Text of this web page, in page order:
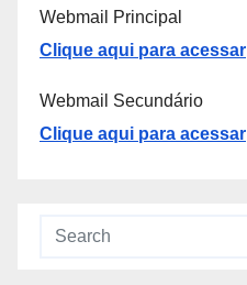
Webmail Principal
Clique aqui para acessar
Webmail Secundário
Clique aqui para acessar